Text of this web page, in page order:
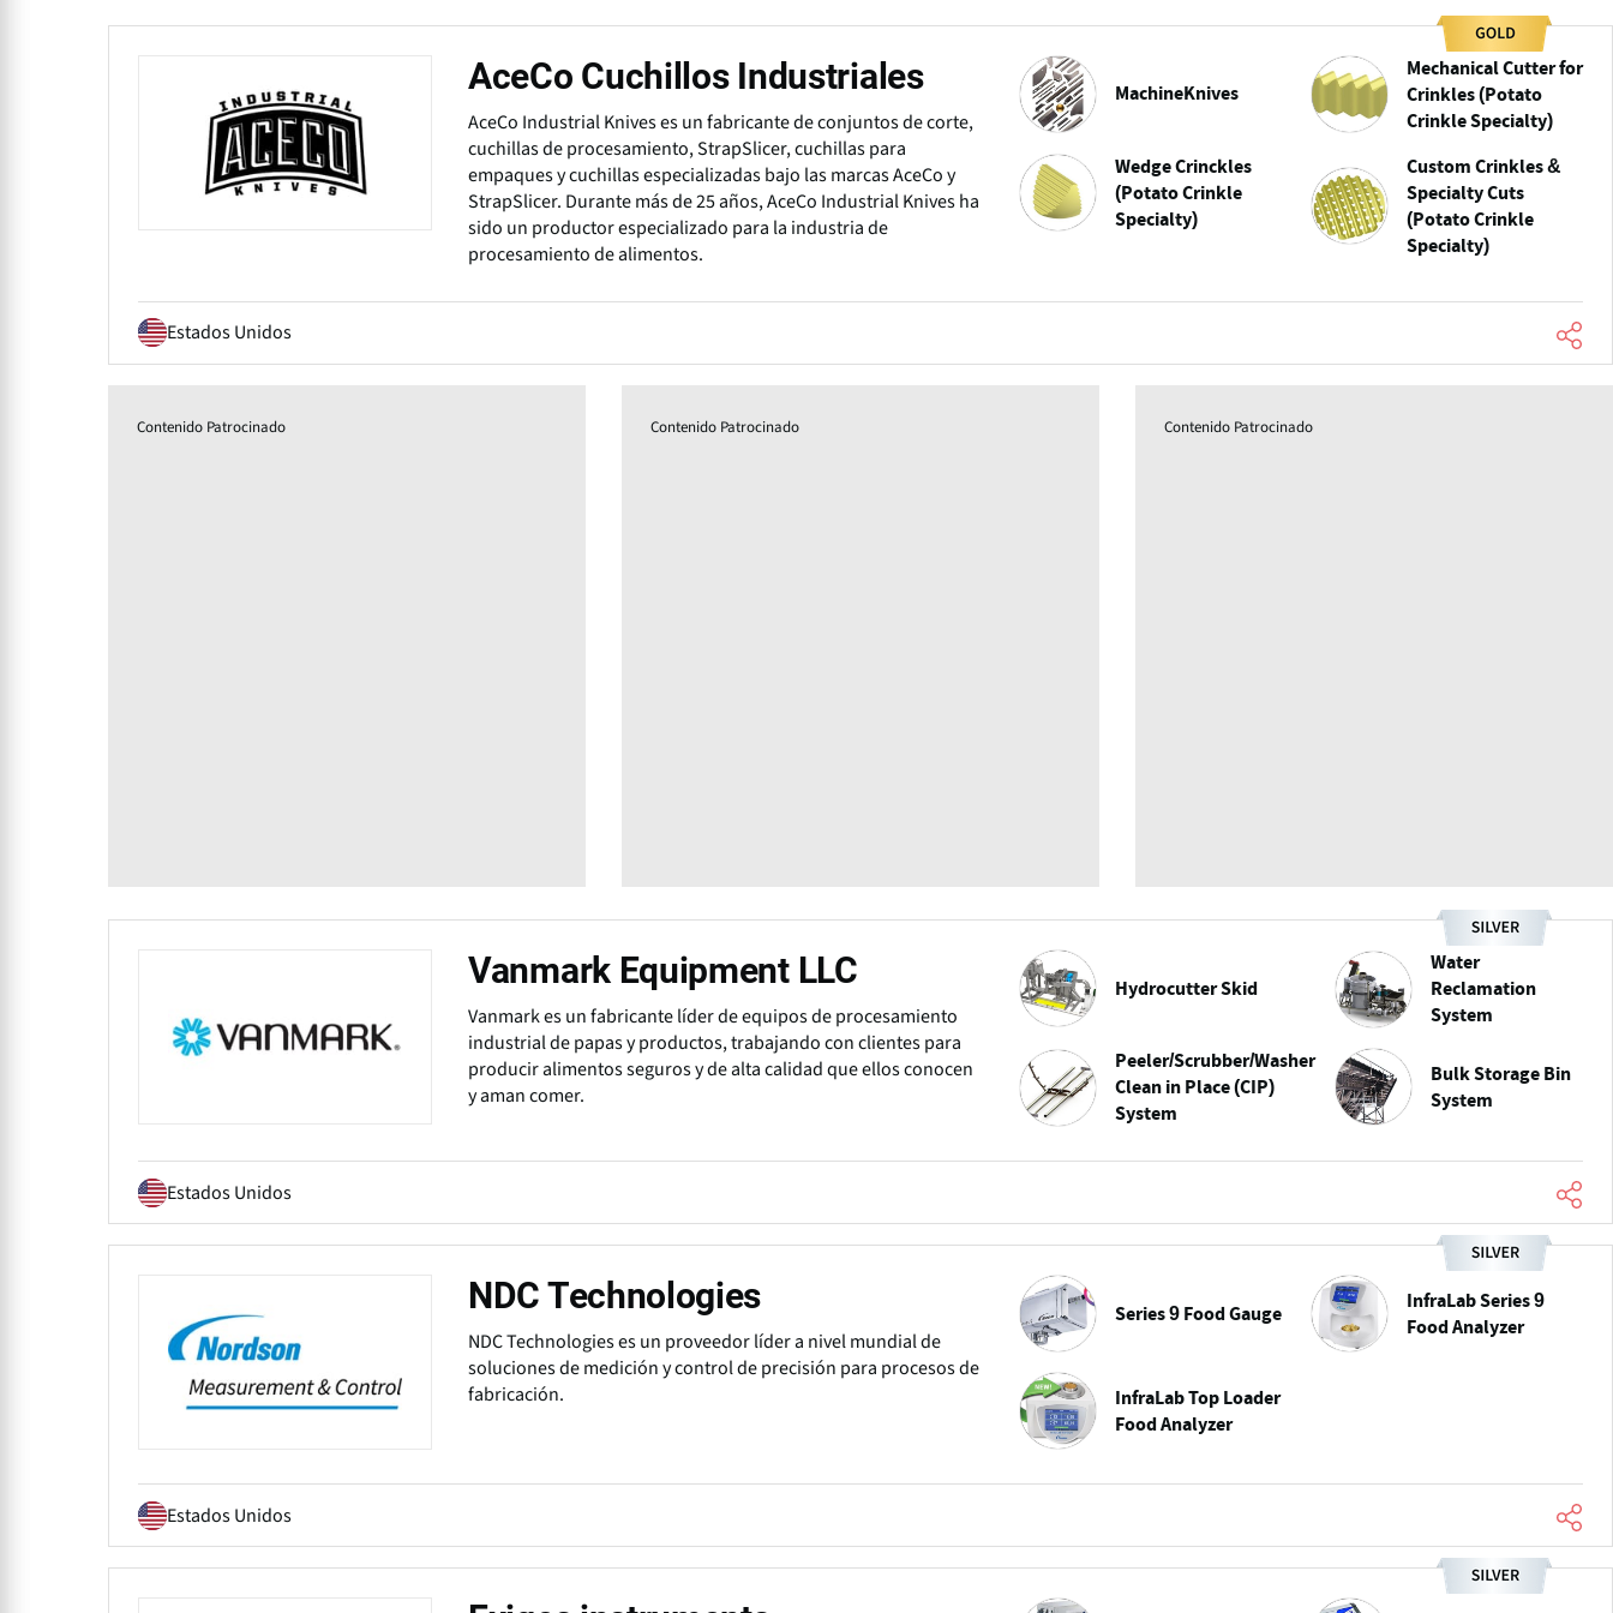
AceCo Cuchillos Industriales
AceCo Industrial Knives es un fabricante de conjuntos de corte,
cuchillas de procesamiento, StrapSlicer, cuchillas para
empaques y cuchillas especializadas bajo las marcas AceCo y
StrapSlicer. Durante más de 25 años, AceCo Industrial Knives ha
sido un productor especializado para la industria de
procesamiento de alimentos.
MachineKnives
Mechanical Cutter for
Crinkles (Potato
Crinkle Specialty)
Wedge Crinckles
(Potato Crinkle
Specialty)
Custom Crinkles &
Specialty Cuts
(Potato Crinkle
Specialty)
Estados Unidos
Contenido Patrocinado Contenido Patrocinado Contenido Patrocinado
Vanmark Equipment LLC
Vanmark es un fabricante líder de equipos de procesamiento
industrial de papas y productos, trabajando con clientes para
producir alimentos seguros y de alta calidad que ellos conocen
y aman comer.
Hydrocutter Skid
Water
Reclamation
System
Peeler/Scrubber/Washer
Clean in Place (CIP)
System
Bulk Storage Bin
System
Estados Unidos
NDC Technologies
NDC Technologies es un proveedor líder a nivel mundial de
soluciones de medición y control de precisión para procesos de
fabricación.
Series 9 Food Gauge
InfraLab Series 9
Food Analyzer
InfraLab Top Loader
Food Analyzer
Estados Unidos